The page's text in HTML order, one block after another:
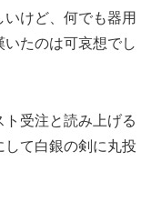
けど、何でも器用
たのは可哀想でし
受注と読み上げる
して白銀の剣に丸投